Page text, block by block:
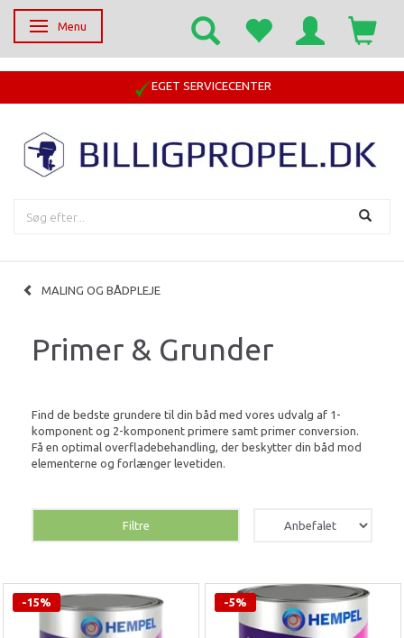
Skifte navigation
Menu
EGET SERVICECENTER
MALING OG BÅDPLEJE
Primer & Grunder
Find de bedste grundere til din båd med vores udvalg af 1-
komponent og 2-komponent primere samt primer conversion.
Få en optimal overfladebehandling, der beskytter din båd mod
elementerne og forlænger levetiden.
Filtre
-15% -5%